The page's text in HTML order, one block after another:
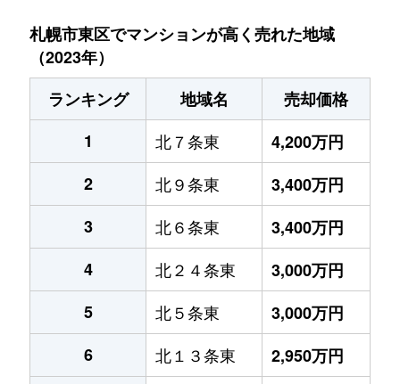
札幌市東区でマンションが高く売れた地域
（2023年）
ランキング
地域名
売却価格
1
北７条東
4,200万円
2
北９条東
3,400万円
3
北６条東
3,400万円
4
北２４条東
3,000万円
5
北５条東
3,000万円
6
北１３条東
2,950万円